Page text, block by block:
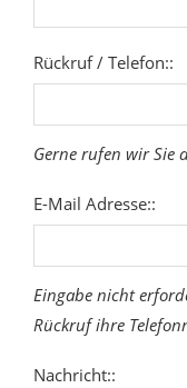
Rückruf / Telefon::
Gerne rufen wir Sie
E-Mail Adresse::
Eingabe nicht
Rückruf ihre
Nachricht::